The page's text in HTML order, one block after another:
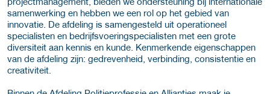
samenwerking en hebben we een rol op het gebied van
innovatie. De afdeling is samengesteld uit operationeel
specialisten en bedrijfsvoeringspecialisten met een grote
diversiteit aan kennis en kunde. Kenmerkende eigenschappen
van de afdeling zijn: gedrevenheid, verbinding, consistentie en
creativiteit.